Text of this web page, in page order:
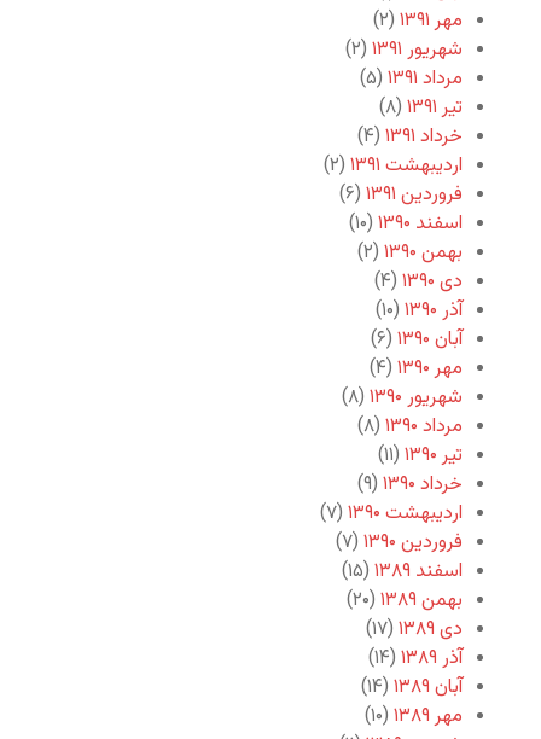
مهر ۱۳۹۱
(۲)
شهریور ۱۳۹۱
(۲)
مرداد ۱۳۹۱
(۵)
تیر ۱۳۹۱
(۸)
خرداد ۱۳۹۱
(۴)
اردیبهشت ۱۳۹۱
(۲)
فروردین ۱۳۹۱
(۶)
اسفند ۱۳۹۰
(۱۰)
بهمن ۱۳۹۰
(۲)
دی ۱۳۹۰
(۴)
آذر ۱۳۹۰
(۱۰)
آبان ۱۳۹۰
(۶)
مهر ۱۳۹۰
(۴)
شهریور ۱۳۹۰
(۸)
مرداد ۱۳۹۰
(۸)
تیر ۱۳۹۰
(۱۱)
خرداد ۱۳۹۰
(۹)
اردیبهشت ۱۳۹۰
(۷)
فروردین ۱۳۹۰
(۷)
اسفند ۱۳۸۹
(۱۵)
بهمن ۱۳۸۹
(۲۰)
دی ۱۳۸۹
(۱۷)
آذر ۱۳۸۹
(۱۴)
آبان ۱۳۸۹
(۱۴)
مهر ۱۳۸۹
(۱۰)